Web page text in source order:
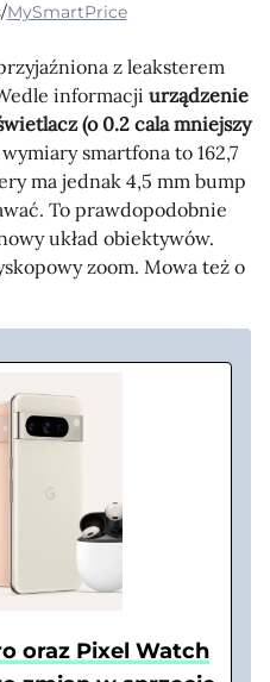
MySmartPrice
z leaksterem
informacji urządzenie
(o 0.2 cala mniejszy
smartfona to 162,7
ma jednak 4,5 mm bump
To prawdopodobnie
układ obiektywów.
zoom. Mowa też o
oraz Pixel Watch